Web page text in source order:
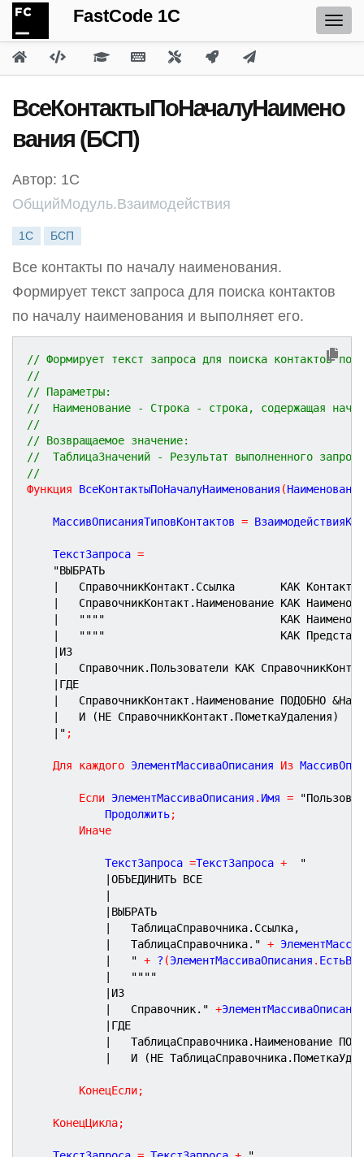
FastCode 1C
ВсеКонтактыПоНачалуНаимено
вания (БСП)
Автор: 1С
ОбщийМодуль.Взаимодействия
1С БСП
Все контакты по началу наименования.
Формирует текст запроса для поиска контактов
по началу наименования и выполняет его.
// Формирует текст запроса для поиска контактов по
//
// Параметры:
//  Наименование - Строка - строка, содержащая
//
// Возвращаемое значение:
//  ТаблицаЗначений - Результат выполненного
//
Функция
ВсеКонтактыПоНачалуНаименования (Наименование
	МассивОписанияТиповКонтактов
=
	ТекстЗапроса
=
"ВЫБРАТЬ
|	СправочникКонтакт.Ссылка       КАК Контакт,
|	СправочникКонтакт.Наименование КАК
""""
КАК
""""
КАК
|ИЗ
|	Справочник.Пользователи КАК
|ГДЕ
|	СправочникКонтакт.Наименование ПОДОБНО
|	И (НЕ СправочникКонтакт.ПометкаУдаления)
|" ;
Для каждого ЭлементМассиваОписания Из
Если ЭлементМассиваОписания . Имя =
			Продолжить
;
Иначе
			ТекстЗапроса
=ТекстЗапроса +
"
|ОБЪЕДИНИТЬ ВСЕ
|
|ВЫБРАТЬ
|	ТаблицаСправочника.Ссылка,
|	ТаблицаСправочника." +
|	" + ? (ЭлементМассиваОписания .
""""
|ИЗ
|	Справочник." +ЭлементМассиваОписания
|ГДЕ
|	ТаблицаСправочника.Наименование
|	И (НЕ
КонецЕсли;
КонецЦикла;